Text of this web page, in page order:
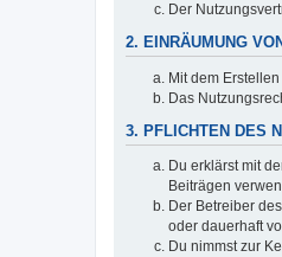
Der
2. EINRÄUMUNG
Mit dem
Das
3. PFLICHTEN DES
Du erklärst mit
Beiträgen
Der Betreiber
oder dauerhaft
Du nimmst zur